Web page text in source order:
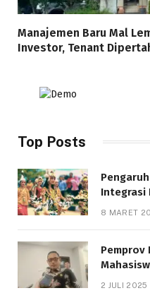
Manajemen Baru Mal
Investor, Tenant
Top Posts
Integrasi
8 MARET
Pemprov
Bantuan
2 JULI 2025